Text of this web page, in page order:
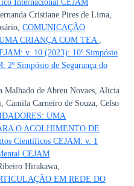
Internacional CEJAM
Cristiane Pires de Lima,
COMUNICAÇÃO
CRIANÇA COM TEA
v. 10 (2023): 10º Simpósio
Simpósio de Segurança do
Malhado de Abreu Novaes, Alicia
Carneiro de Souza, Celso
UMA
O ACOLHIMENTO DE
Científicos CEJAM: v. 1
CEJAM
Hirakawa,
EM REDE DO